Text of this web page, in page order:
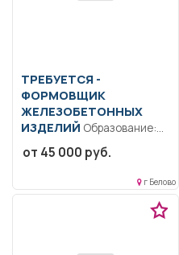
ТРЕБУЕТСЯ -
ФОРМОВЩИК
ЖЕЛЕЗОБЕТОННЫХ
ИЗДЕЛИЙ
Формование ЖБИ, сборка-
складирование ЖБИ.....
от 45 000 руб.
г Белово